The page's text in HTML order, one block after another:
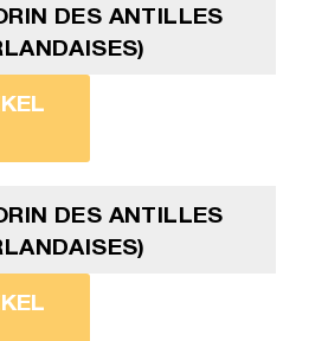
DES ANTILLES
DES ANTILLES